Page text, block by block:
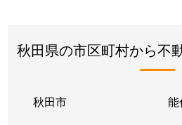
秋田県の市区町村から不
秋田市 能